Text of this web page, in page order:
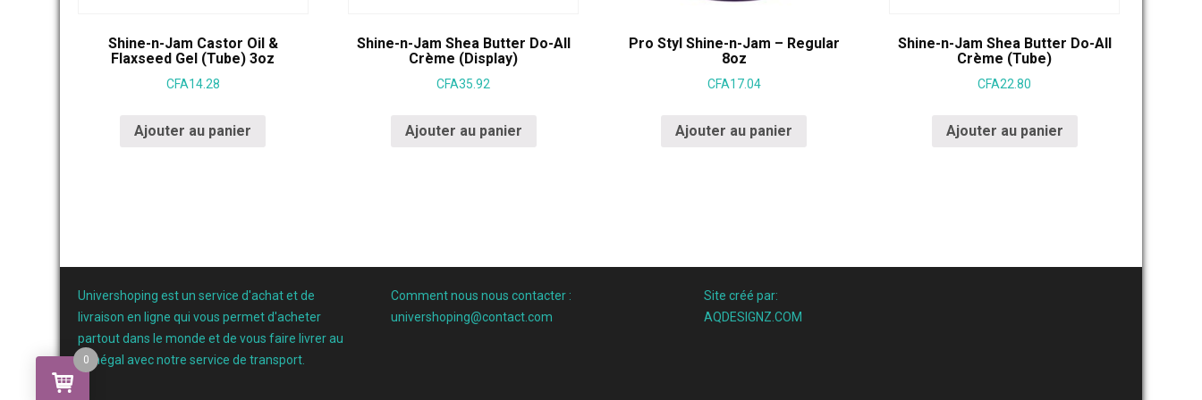
Shine-n-Jam Castor Oil &
Flaxseed Gel (Tube) 3oz
CFA14.28
Ajouter au panier
Shine-n-Jam Shea Butter Do-All
Crème (Display)
CFA35.92
Ajouter au panier
Pro Styl Shine-n-Jam – Regular
8oz
CFA17.04
Ajouter au panier
Shine-n-Jam Shea Butter Do-All
Crème (Tube)
CFA22.80
Ajouter au panier
Univershoping est un service d'achat et de
livraison en ligne qui vous permet d'acheter
partout dans le monde et de vous faire livrer au
Sénégal avec notre service de transport.
Comment nous nous contacter :
univershoping@contact.com
Site créé par:
AQDESIGNZ.COM
0